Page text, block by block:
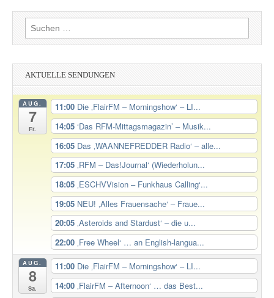
Suchen
nach:
AKTUELLE SENDUNGEN
AUG.
7
Fr.
11:00 Die ‚FlairFM – Morningshow‘ – LI...
14:05 ‘Das RFM-Mittagsmagazin’ – Musik...
16:05 Das ‚WAANNEFREDDER Radio‘ – alle...
17:05 ‚RFM – Das!Journal‘ (Wiederholun...
18:05 ‚ESCHVVision – Funkhaus Calling‘...
19:05 NEU! ‚Alles Frauensache‘ – Fraue...
20:05 ‚Asteroids and Stardust‘ – die u...
22:00 ‚Free Wheel‘ … an English-langua...
AUG.
8
Sa.
11:00 Die ‚FlairFM – Morningshow‘ – LI...
14:00 ‚FlairFM – Afternoon‘ … das Best...